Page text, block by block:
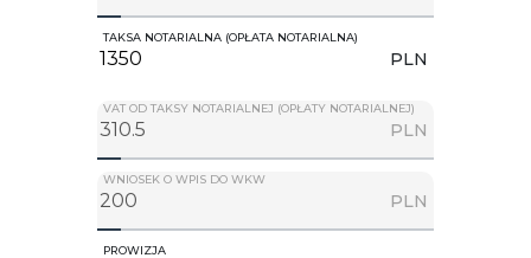
TAKSA NOTARIALNA (OPŁATA NOTARIALNA)
PLN
VAT OD TAKSY NOTARIALNEJ (OPŁATY NOTARIALNEJ)
PLN
WNIOSEK O WPIS DO WKW
PLN
PROWIZJA